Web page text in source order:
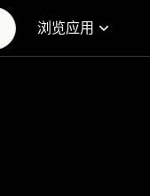
浏览应用